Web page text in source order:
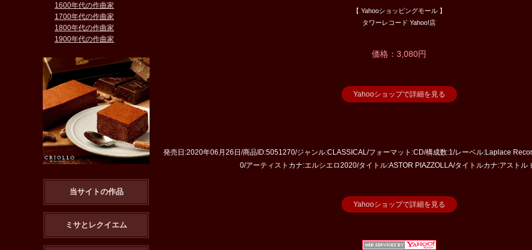
【 Yahooショッピングモール 】
タワーレコード Yahoo!店
価格：3,080円
Yahooショップで詳細を見る
発売日:2020年06月26日/商品ID:5051270/ジャンル:CLASSICAL/フォーマット:CD/構成数:1/レーベル:Laplace
0/アーティストカナ:エルシエロ2020/タイトル:ASTOR PIAZZOLLA/タイトルカナ:アストル
Yahooショップで詳細を見る
1600年代の作曲家
1700年代の作曲家
1800年代の作曲家
1900年代の作曲家
当サイトの作品
ミサとレクイエム